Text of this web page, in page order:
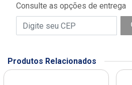
Consulte as opções de entrega
Produtos Relacionados